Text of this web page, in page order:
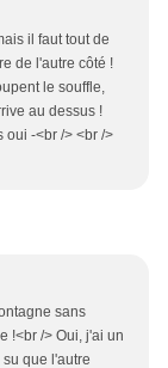
il faut tout de
de l'autre côté !
le souffle,
au dessus !
oui -<br /> <br />
sans
!<br /> Oui, j'ai un
que l'autre